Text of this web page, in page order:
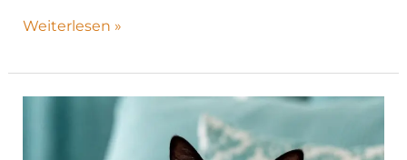
Weiterlesen »